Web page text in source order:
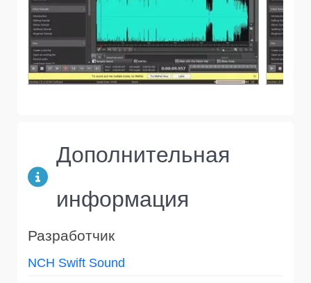
Дополнительная
информация
Разработчик
NCH Swift Sound